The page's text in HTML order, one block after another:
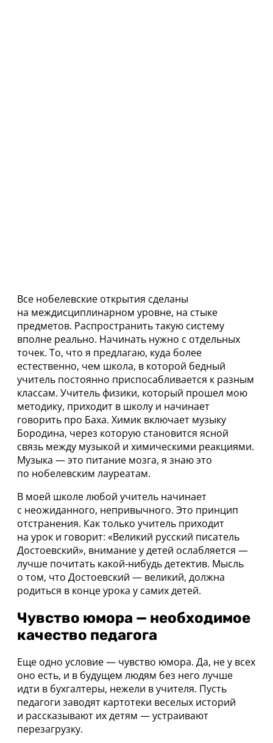
Все нобелевские открытия сделаны
на междисциплинарном уровне, на стыке
предметов. Распространить такую систему
вполне реально. Начинать нужно с отдельных
точек. То, что я предлагаю, куда более
естественно, чем школа, в которой бедный
учитель постоянно приспосабливается к разным
классам. Учитель физики, который прошел мою
методику, приходит в школу и начинает
говорить про Баха. Химик включает музыку
Бородина, через которую становится ясной
связь между музыкой и химическими реакциями.
Музыка — это питание мозга, я знаю это
по нобелевским лауреатам.
В моей школе любой учитель начинает
с неожиданного, непривычного. Это принцип
отстранения. Как только учитель приходит
на урок и говорит: «Великий русский писатель
Достоевский», внимание у детей ослабляется —
лучше почитать какой-нибудь детектив. Мысль
о том, что Достоевский — великий, должна
родиться в конце урока у самих детей.
Чувство юмора — необходимое
качество педагога
Еще одно условие — чувство юмора. Да, не у всех
оно есть, и в будущем людям без него лучше
идти в бухгалтеры, нежели в учителя. Пусть
педагоги заводят картотеки веселых историй
и рассказывают их детям — устраивают
перезагрузку.